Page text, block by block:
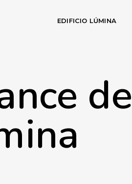
EDIFICIO LÚMINA